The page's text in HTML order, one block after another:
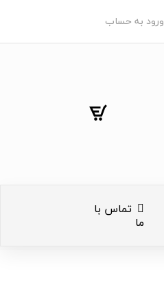
ورود به حساب
تماس با
ما